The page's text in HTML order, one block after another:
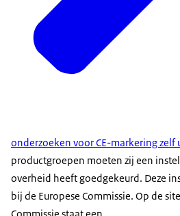
onderzoeken voor CE-markering zelf
productgroepen moeten zij een
overheid heeft goedgekeurd. Deze
bij de Europese Commissie. Op de